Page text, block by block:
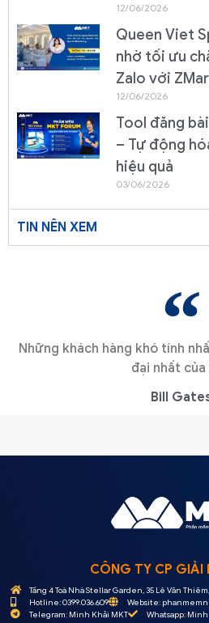
12/06/2026
Queen Viet
nhờ tối ưu
Zalo với
12/06/2026
Tool đăng
– Tự động
hiệu quả
03/06/2026
TIN NÊN XEM
Những khách hàng khó tính
đại nhất của
Bill
CÔNG TY CP GIẢI
Tầng 4 Toà Nhà Stellar Garden, 35 Lê Văn
Hotline: 0399.036.609
Website:
Telegram: Minh Khải MKT
Whatsapp: